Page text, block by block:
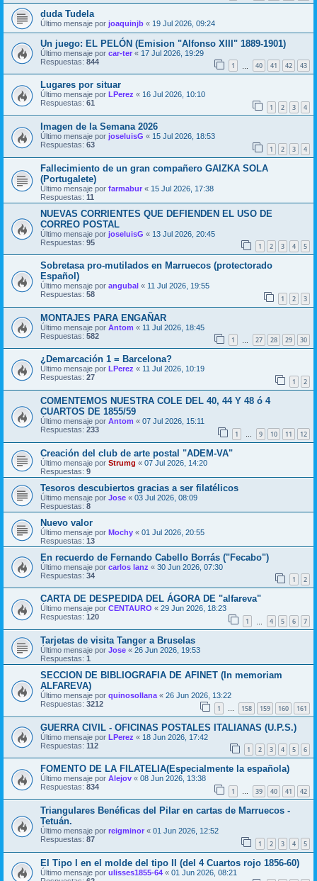
duda Tudela
Último mensaje por joaquinjb « 19 Jul 2026, 09:24
Un juego: EL PELÓN (Emision "Alfonso XIII" 1889-1901)
Último mensaje por car-ter « 17 Jul 2026, 19:29
Respuestas: 844 1 40 41 42 43
Lugares por situar
Último mensaje por LPerez « 16 Jul 2026, 10:10
Respuestas: 61 1 2 3 4
Imagen de la Semana 2026
Último mensaje por joseluisG « 15 Jul 2026, 18:53
Respuestas: 63 1 2 3 4
Fallecimiento de un gran compañero GAIZKA SOLA
(Portugalete)
Último mensaje por farmabur « 15 Jul 2026, 17:38
Respuestas: 11
NUEVAS CORRIENTES QUE DEFIENDEN EL USO DE
CORREO POSTAL
Último mensaje por joseluisG « 13 Jul 2026, 20:45
Respuestas: 95 1 2 3 4 5
Sobretasa pro-mutilados en Marruecos (protectorado
Español)
Último mensaje por angubal « 11 Jul 2026, 19:55
Respuestas: 58 1 2 3
MONTAJES PARA ENGAÑAR
Último mensaje por Antom « 11 Jul 2026, 18:45
Respuestas: 582 1 27 28 29 30
¿Demarcación 1 = Barcelona?
Último mensaje por LPerez « 11 Jul 2026, 10:19
Respuestas: 27 1 2
COMENTEMOS NUESTRA COLE DEL 40, 44 Y 48 ó 4
CUARTOS DE 1855/59
Último mensaje por Antom « 07 Jul 2026, 15:11
Respuestas: 233 1 … 9 10 11 12
Creación del club de arte postal "ADEM-VA"
Último mensaje por Strumg « 07 Jul 2026, 14:20
Respuestas: 9
Tesoros descubiertos gracias a ser filatélicos
Último mensaje por Jose « 03 Jul 2026, 08:09
Respuestas: 8
Nuevo valor
Último mensaje por Mochy « 01 Jul 2026, 20:55
Respuestas: 13
​En recuerdo de Fernando Cabello Borrás ("Fecabo")
Último mensaje por carlos lanz « 30 Jun 2026, 07:30
Respuestas: 34 1 2
CARTA DE DESPEDIDA DEL ÁGORA DE "alfareva"
Último mensaje por CENTAURO « 29 Jun 2026, 18:23
Respuestas: 120 1 4 5 6 7
Tarjetas de visita Tanger a Bruselas
Último mensaje por Jose « 26 Jun 2026, 19:53
Respuestas: 1
SECCION DE BIBLIOGRAFIA DE AFINET (In memoriam
ALFAREVA)
Último mensaje por quinosollana « 26 Jun 2026, 13:22
Respuestas: 3212 1 … 158 159 160 161
GUERRA CIVIL - OFICINAS POSTALES ITALIANAS (U.P.S.)
Último mensaje por LPerez « 18 Jun 2026, 17:42
Respuestas: 112 1 2 3 4 5 6
FOMENTO DE LA FILATELIA(Especialmente la española)
Último mensaje por Alejov « 08 Jun 2026, 13:38
Respuestas: 834 1 … 39 40 41 42
Triangulares Benéficas del Pilar en cartas de Marruecos -
Tetuán.
Último mensaje por reigminor « 01 Jun 2026, 12:52
Respuestas: 87 1 2 3 4 5
El Tipo I en el molde del tipo II (del 4 Cuartos rojo 1856-60)
Último mensaje por ulisses1855-64 « 01 Jun 2026, 08:21